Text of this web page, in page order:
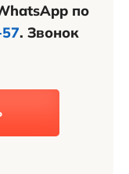
по
. Звонок